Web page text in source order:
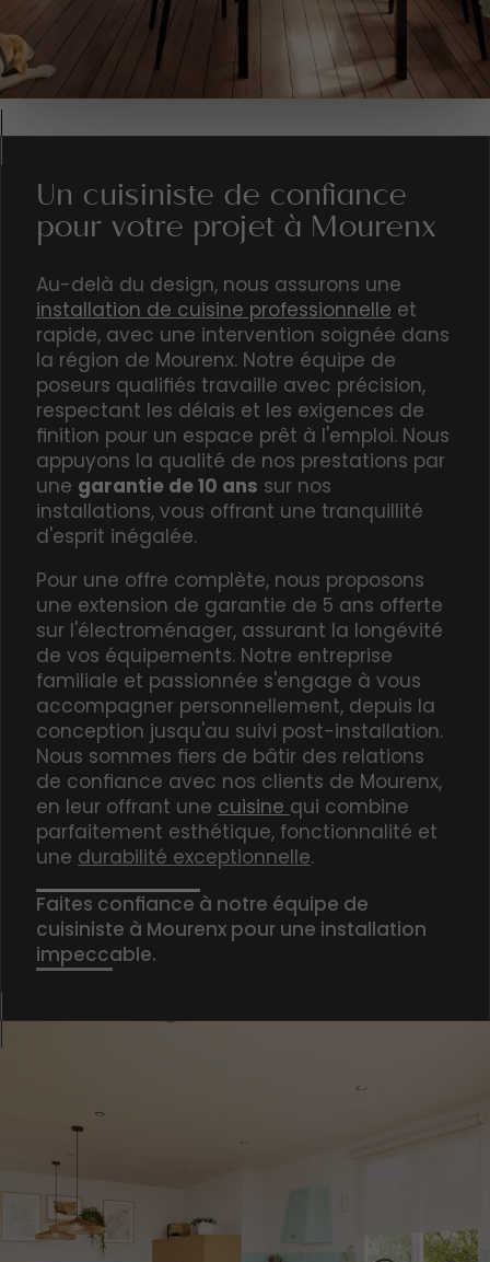
Un cuisiniste de confiance
pour votre projet à Mourenx
Au-delà du design, nous assurons une
installation de cuisine professionnelle et
rapide, avec une intervention soignée dans
la région de Mourenx. Notre équipe de
poseurs qualifiés travaille avec précision,
respectant les délais et les exigences de
finition pour un espace prêt à l'emploi. Nous
appuyons la qualité de nos prestations par
une garantie de 10 ans sur nos
installations, vous offrant une tranquillité
d'esprit inégalée.
Pour une offre complète, nous proposons
une extension de garantie de 5 ans offerte
sur l'électroménager, assurant la longévité
de vos équipements. Notre entreprise
familiale et passionnée s'engage à vous
accompagner personnellement, depuis la
conception jusqu'au suivi post-installation.
Nous sommes fiers de bâtir des relations
de confiance avec nos clients de Mourenx,
en leur offrant une cuisine qui combine
parfaitement esthétique, fonctionnalité et
une durabilité exceptionnelle.
Faites confiance à notre équipe de
cuisiniste à Mourenx pour une installation
impeccable.